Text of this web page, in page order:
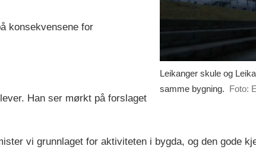
Leikanger skule og
samme bygning. Foto:
konsekvensene for
Han ser mørkt på forslaget
vi grunnlaget for aktiviteten i bygda, og den gode